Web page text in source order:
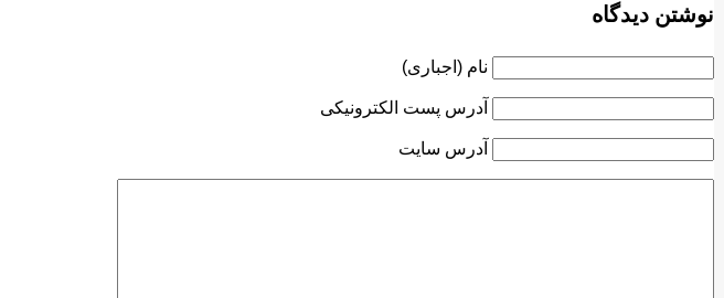
نوشتن دیدگاه
نام (اجباری)
آدرس پست الکترونیکی
آدرس سایت